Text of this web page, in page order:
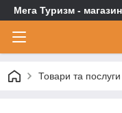
Мега Туризм -
Товари та послуги